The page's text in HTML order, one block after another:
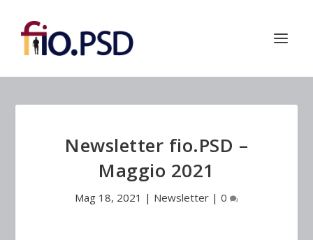
Newsletter fio.PSD –
Maggio 2021
Mag 18, 2021 | Newsletter | 0